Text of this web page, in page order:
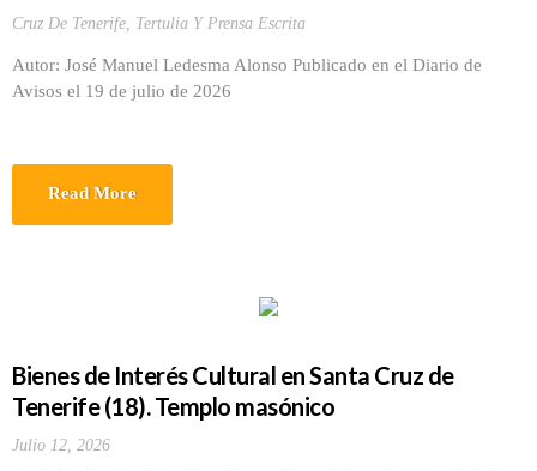
Cruz De Tenerife, Tertulia Y Prensa Escrita
Autor: José Manuel Ledesma Alonso Publicado en el Diario de
Avisos el 19 de julio de 2026
Read More
Bienes de Interés Cultural en Santa Cruz de
Tenerife (18). Templo masónico
Julio 12, 2026